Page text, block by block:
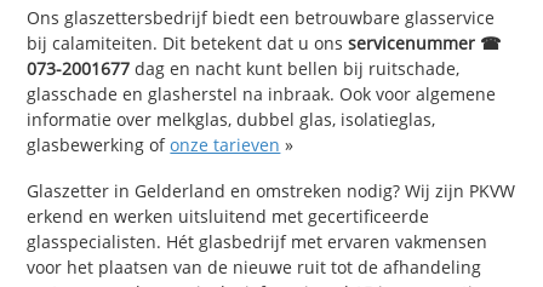
Ons glaszettersbedrijf biedt een betrouwbare glasservice
bij calamiteiten. Dit betekent dat u onsservicenummer ☎
073-2001677 dag en nacht kunt bellen bij ruitschade,
glasschade en glasherstel na inbraak. Ook voor algemene
informatie over melkglas, dubbel glas, isolatieglas,
glasbewerking ofonze tarieven »
Glaszetter in Gelderland en omstreken nodig? Wij zijn PKVW
erkend en werken uitsluitend met gecertificeerde
glasspecialisten. Hét glasbedrijf met ervaren vakmensen
voor het plaatsen van de nieuwe ruit tot de afhandeling